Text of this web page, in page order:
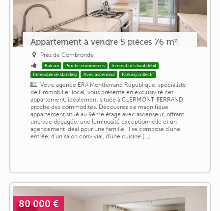
Appartement à vendre 5 pièces 76 m²
Près de Combronde
Balcon Proche commerces
Internet très haut débit
Immeuble de standing
Avec ascenseur Parking collectif
Votre agence ERA Montferrand République, spécialiste
de l'immobilier local, vous présente en exclusivité cet
appartement, idéalement située à CLERMONT-FERRAND,
proche des commodités. Découvrez ce magnifique
appartement situé au 9ème étage avec ascenseur, offrant
une vue dégagée, une luminosité exceptionnelle et un
agencement idéal pour une famille. Il se compose d'une
entrée, d'un salon convivial, d'une cuisine [...]
80 000 €